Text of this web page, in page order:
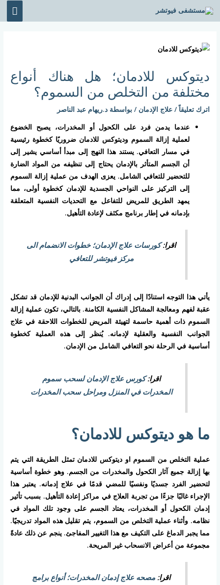
تخطي
إلى
ديتوكس للادمان؛ هل هناك أنواع
مختلفة من التخلص من السموم؟
اترك تعليقاً /علاج الإدمان / بواسطة د.ريهام عبد الناصر
عندما يدمن فرد على الكحول أو المخدرات، يصبح الخضوع
لعملية إزالة السموم وديتوكس للادمان ضروريًا كخطوة رئيسية
في مسار التعافي. يستند هذا النهج إلى مبدأ أساسي يشير إلى
أن الجسم المتأثر بالإدمان يحتاج إلى تنظيفه من المواد الضارة
للتحضير للتعافي الشامل. يعزى الهدف من عملية إزالة السموم
إلى التركيز على النواحي الجسدية للإدمان كخطوة أولى، مما
يمهد الطريق للمريض للتفاعل مع التحديات النفسية المتعلقة
بإدمانه في إطار برنامج مكثف لإعادة التأهيل.
اقرا:كورسات علاج الإدمان؛ خطوات الانضمام الى
مركز فيوتشر للتعافي
يأتي هذا التوجه استنادًا إلى إدراك أن الجوانب البدنية للإدمان قد تشكل
عقبة لفهم ومعالجة المشاكل النفسية الكامنة. بالتالي، تكون عملية إزالة
السموم ذات أهمية حاسمة لتهيئة المريض للخطوات اللاحقة في علاج
الجوانب النفسية والعقلية لإدمانه. يُنظر إلى هذه العملية كخطوة
أساسية في الرحلة نحو التعافي الشامل من الإدمان.
اقرا:كورس علاج الإدمان لسحب سموم
المخدرات في المنزل ومراحل سحب المخدرات
ما هو ديتوكس للادمان؟
عملية التخلص من السموم او ديتوكس للادمان تمثل الطريقة التي يتم
بها إزالة جميع آثار الكحول والمخدرات من الجسم. وهو خطوة أساسية
لتحضير الفرد جسديًا ونفسيًا للمضي قدمًا في علاج إدمانه. يعتبر هذا
الإجراء غالبًا جزءًا من تجربة العلاج في مراكز إعادة التأهيل. بسبب تأثير
إدمان الكحول أو المخدرات، يعتاد الجسم على وجود تلك المواد في
نظامه. وأثناء عملية التخلص من السموم، يتم تقليل هذه المواد تدريجيًا.
مما يجبر الدماغ على التكيف مع هذا التغيير المفاجئ. ينجم عن ذلك عادةً
مجموعة من أعراض الانسحاب غير المريحة.
اقرا: مصحه علاج إدمان المخدرات؛ أنواع برامج
navigation